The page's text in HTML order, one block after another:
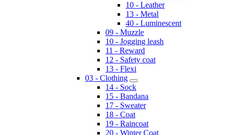
10 - Leather
13 - Metal
40 - Luminescent
09 - Muzzle
10 - Jogging leash
11 - Reward
12 - Safety coat
13 - Flexi
03 - Clothing
14 - Sock
15 - Bandana
17 - Sweater
18 - Coat
19 - Raincoat
20 - Winter Coat